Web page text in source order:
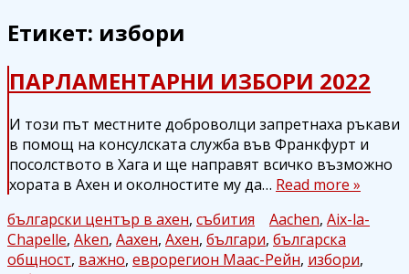
Етикет: избори
ПАРЛАМЕНТАРНИ ИЗБОРИ 2022
И този път местните доброволци запретнаха ръкави
в помощ на консулската служба във Франкфурт и
посолството в Хага и ще направят всичко възможно
хората в Ахен и околностите му да… Read more »
български център в ахен, събития Aachen, Aix-la-
Chapelle, Aken, Аахен, Ахен, българи, българска
общност, важно, еврорегион Маас-Рейн, избори,